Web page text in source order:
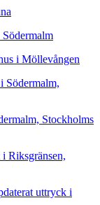
i Möllevången
Södermalm,
Stockholms
i Riksgränsen,
uttryck i